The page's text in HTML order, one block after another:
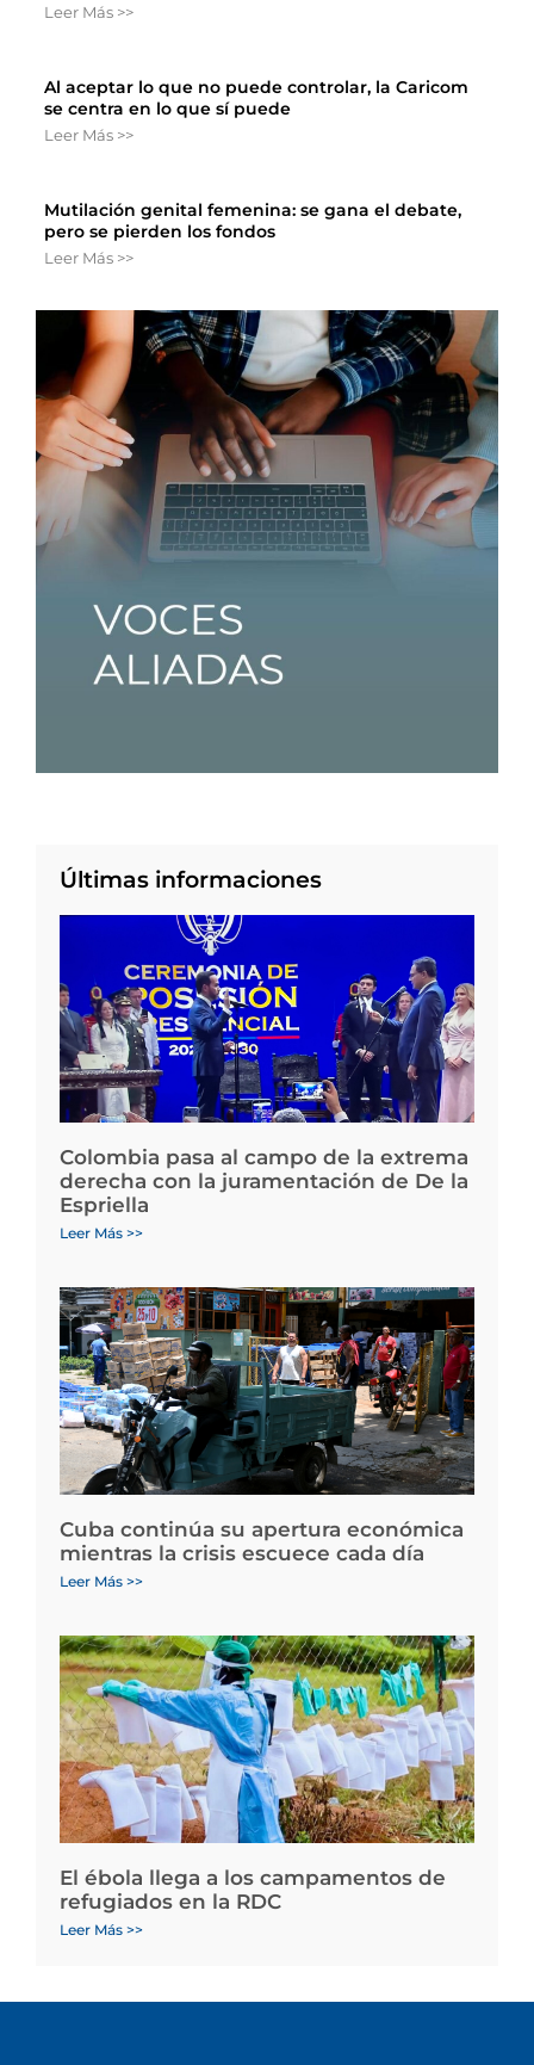
Leer Más >>
Al aceptar lo que no puede controlar, la Caricom
se centra en lo que sí puede
Leer Más >>
Mutilación genital femenina: se gana el debate,
pero se pierden los fondos
Leer Más >>
Últimas informaciones
Colombia pasa al campo de la extrema
derecha con la juramentación de De la
Espriella
Leer Más >>
Cuba continúa su apertura económica
mientras la crisis escuece cada día
Leer Más >>
El ébola llega a los campamentos de
refugiados en la RDC
Leer Más >>